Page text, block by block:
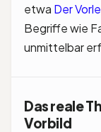
etwa Der
Begriffe wie
unmittelbar
Das reale
Vorbild